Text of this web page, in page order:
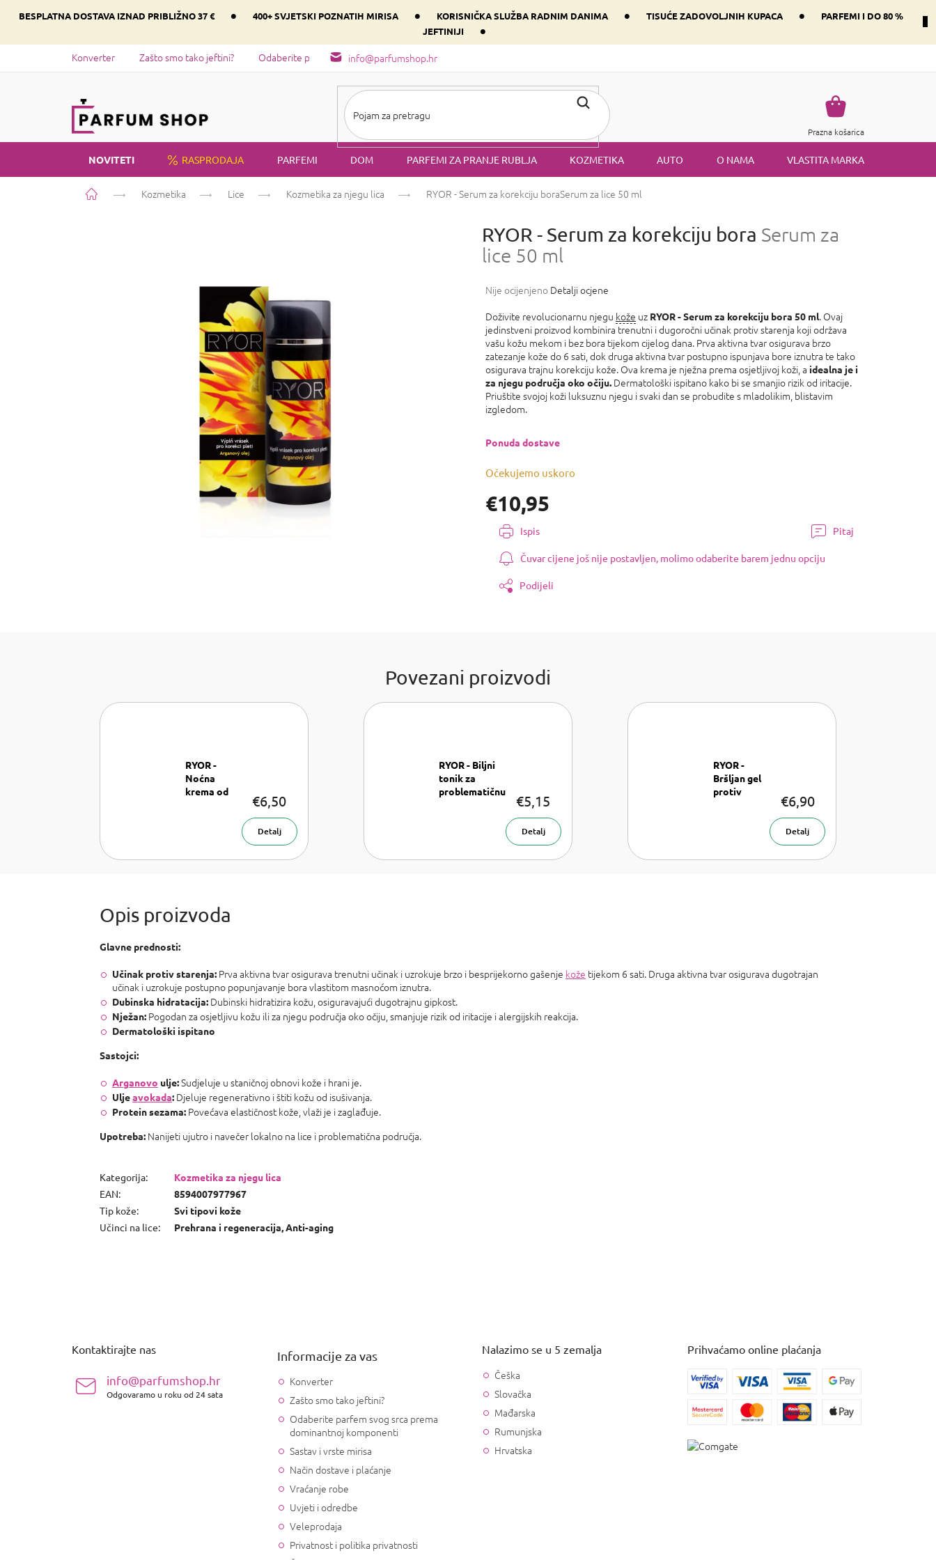
BESPLATNA DOSTAVA IZNAD PRIBLIŽNO 37 € • 400+ SVJETSKI POZNATIH MIRISA • KORISNIČKA SLUŽBA RADNIM DANIMA • TISUĆE ZADOVOLJNIH KUPACA •
PARFEMI I DO 80 %
JEFTINIJI
•
info@parfumshop.hr
Konverter Zašto smo tako jeftini? Odaberite parfem svog srca prema dominantnoj komponenti
Košarica
Prazna košarica
NOVITETI RASPRODAJA PARFEMI DOM PARFEMI ZA PRANJE RUBLJA KOZMETIKA AUTO O NAMA VLASTITA MARKA
Početna Kozmetika Lice Kozmetika za njegu lica RYOR - Serum za korekciju boraSerum za lice 50 ml
RYOR - Serum za korekciju bora Serum za
lice 50 ml
Prosječna
proizvoda
je
0,0
od
5
zvjezdica.
Nije ocijenjeno Detalji ocjene
€10,95
cijenu:
Očekujemo uskoro
Ponuda dostave
Doživite revolucionarnu njegu kože uz RYOR - Serum za korekciju bora 50 ml. Ovaj
jedinstveni proizvod kombinira trenutni i dugoročni učinak protiv starenja koji održava
vašu kožu mekom i bez bora tijekom cijelog dana. Prva aktivna tvar osigurava brzo
zatezanje kože do 6 sati, dok druga aktivna tvar postupno ispunjava bore iznutra te tako
osigurava trajnu korekciju kože. Ova krema je nježna prema osjetljivoj koži, a idealna je i
za njegu područja oko očiju. Dermatološki ispitano kako bi se smanjio rizik od iritacije.
Priuštite svojoj koži luksuznu njegu i svaki dan se probudite s mladolikim, blistavim
izgledom.
Ispis Pitaj
Čuvar cijene još nije postavljen, molimo odaberite barem jednu opciju
Podijeli
Povezani proizvodi
RYOR -
Noćna
krema od
€6,50
Detalj
RYOR - Biljni
tonik za
problematičnu
€5,15
Detalj
RYOR -
Bršljan gel
protiv
€6,90
Detalj
Glavne prednosti:
Učinak protiv starenja: Prva aktivna tvar osigurava trenutni učinak i uzrokuje brzo i besprijekorno gašenje kože tijekom 6 sati. Druga aktivna tvar osigurava dugotrajan
učinak i uzrokuje postupno popunjavanje bora vlastitom masnoćom iznutra.
Dubinska hidratacija: Dubinski hidratizira kožu, osiguravajući dugotrajnu gipkost.
Nježan: Pogodan za osjetljivu kožu ili za njegu područja oko očiju, smanjuje rizik od iritacije i alergijskih reakcija.
Dermatološki ispitano
Sastojci:
Arganovo ulje:Sudjeluje u staničnoj obnovi kože i hrani je.
Uljeavokada: Djeluje regenerativno i štiti kožu od isušivanja.
Protein sezama: Povećava elastičnost kože, vlaži je i zaglađuje.
Upotreba: Nanijeti ujutro i navečer lokalno na lice i problematična područja.
Kategorija:
Kozmetika za njegu lica
EAN:
8594007977967
Tip kože:
Svi tipovi kože
Učinci na lice: Prehrana i regeneracija, Anti-aging
Kontaktirajte nas
info@parfumshop.hr
Odgovaramo u roku od 24 sata
Informacije za vas
Konverter
Zašto smo tako jeftini?
Odaberite parfem svog srca prema
dominantnoj komponenti
Sastav i vrste mirisa
Način dostave i plaćanje
Vraćanje robe
Uvjeti i odredbe
Veleprodaja
Privatnost i politika privatnosti
Nalazimo se u 5 zemalja
Češka
Slovačka
Mađarska
Rumunjska
Hrvatska
Prihvaćamo online plaćanja